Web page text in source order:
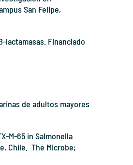
San Felipe,
lactamasas. Financiado
de adultos mayores
M-65 in Salmonella
Chile. The Microbe;